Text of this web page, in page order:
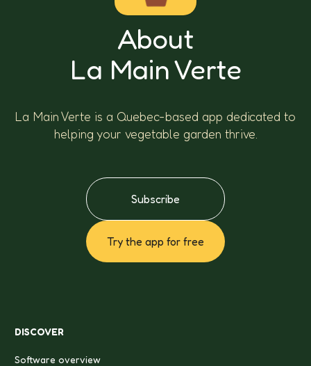
About
La Main Verte
La Main Verte is a Quebec-based app dedicated to
helping your vegetable garden thrive.
Subscribe
Try the app for free
DISCOVER
Software overview